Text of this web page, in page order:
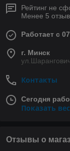
Рейтинг не
Менее 5
Работает с
г. Минск
Контакты
Сегодня
Показать
Отзывы о